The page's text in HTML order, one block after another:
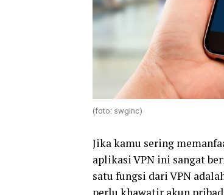
(foto: swginc)
Jika kamu sering
aplikasi VPN ini sangat
satu fungsi dari VPN
perlu khawatir akun